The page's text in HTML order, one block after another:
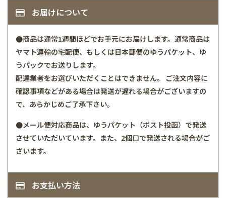
お届けについて
●商品は通常1週間ほどでお手元にお届けします。通常商品は
ヤマト運輸の宅配便、もしくは日本郵便のゆうパケット、ゆ
うパックでお送りします。
配達業者をお選びいただくことはできません。 ご注文内容に
確認事項などがある場合は発送が遅れる場合がございますの
で、あらかじめご了承下さい。
●メール便対応商品は、ゆうパケット（ポスト投函）で発送
させていただいています。また、2個口で発送される場合がご
ざいます。
お支払い方法